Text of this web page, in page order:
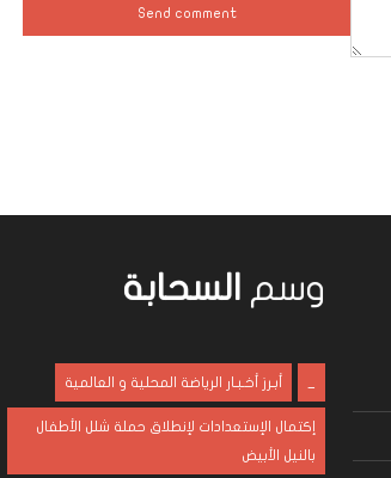
وسم السحابة
أبـرز أخـبـار الرياضة المحلية و العالمية
إكتمال الإستعدادات لإنطلاق حملة شلل الأطفال
بالنيل الأبيض